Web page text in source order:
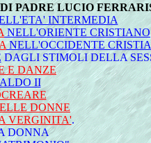
DI PADRE LUCIO
INTERMEDIA
NELL'ORIENTE CRISTIANO
NELL'OCCIDENTE
DAGLI STIMOLI DELLA
E DANZE
II
DONNE
VERGINITA'.
DONNA